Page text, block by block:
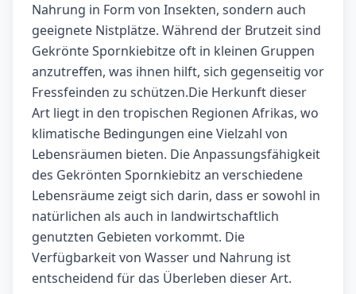
Nahrung in Form von Insekten, sondern auch
geeignete Nistplätze. Während der Brutzeit sind
Gekrönte Spornkiebitze oft in kleinen Gruppen
anzutreffen, was ihnen hilft, sich gegenseitig vor
Fressfeinden zu schützen.Die Herkunft dieser
Art liegt in den tropischen Regionen Afrikas, wo
klimatische Bedingungen eine Vielzahl von
Lebensräumen bieten. Die Anpassungsfähigkeit
des Gekrönten Spornkiebitz an verschiedene
Lebensräume zeigt sich darin, dass er sowohl in
natürlichen als auch in landwirtschaftlich
genutzten Gebieten vorkommt. Die
Verfügbarkeit von Wasser und Nahrung ist
entscheidend für das Überleben dieser Art.